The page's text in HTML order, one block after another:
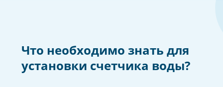
Что необходимо знать для
установки счетчика воды?